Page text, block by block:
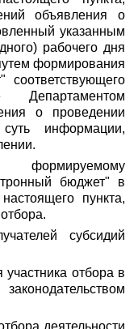
объявления о
указанным
рабочего дня
формирования
Департаментом
о проведении
информации,
формируемому
бюджет" в
пункта,
субсидий
участника отбора в
деятельности